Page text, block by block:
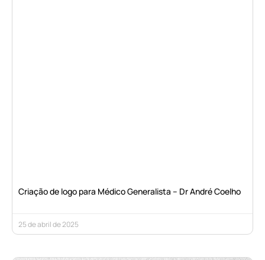
Criação de logo para Médico Generalista – Dr André Coelho
25 de abril de 2025